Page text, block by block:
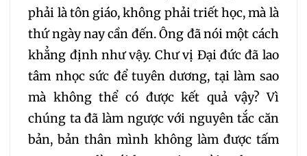
phải là tôn giáo, không phải triết học, mà là
thứ ngày nay cần đến. Ông đã nói một cách
khẳng định như vậy. Chư vị Đại đức đã lao
tâm nhọc sức để tuyên dương, tại làm sao
mà không thể có được kết quả vậy? Vì
chúng ta đã làm ngược với nguyên tắc căn
bản, bản thân mình không làm được tấm